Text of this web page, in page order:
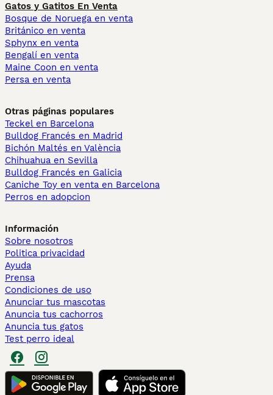
Gatos y Gatitos En Venta
Bosque de Noruega en venta
Británico en venta
Sphynx en venta
Bengalí en venta
Maine Coon en venta
Persa en venta
Otras páginas populares
Teckel en Barcelona
Bulldog Francés en Madrid
Bichón Maltés en València
Chihuahua en Sevilla
Bulldog Francés en Galicia
Caniche Toy en venta en Barcelona
Perros en adopcion
Información
Sobre nosotros
Politica privacidad
Ayuda
Prensa
Condiciones de uso
Anunciar tus mascotas
Anuncia tus cachorros
Anuncia tus gatos
Test perro ideal